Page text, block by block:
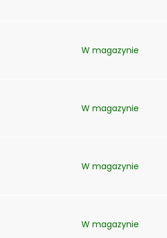
W magazynie
W magazynie
W magazynie
W magazynie